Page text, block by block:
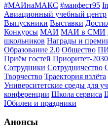
#МАИнаМАКС #маифест95
Авиационный учебный центр
Выпускники Выставки
Конкурсы МАИ МАИ в СМИ
школьников Награды и
Образование 2.0 Общество
Приём гостей Приоритет-2030
Сотрудники Сотрудничество
Творчество Траектория взлёта
Университетские среды для
конференции Школа сервиса
Юбилеи и праздники
Анонсы